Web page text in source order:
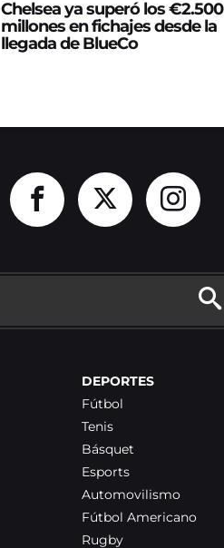
Chelsea ya superó los €2.500
millones en fichajes desde la
llegada de BlueCo
DEPORTES
Fútbol
Tenis
Básquet
Esports
Automovilismo
Fútbol Americano
Rugby